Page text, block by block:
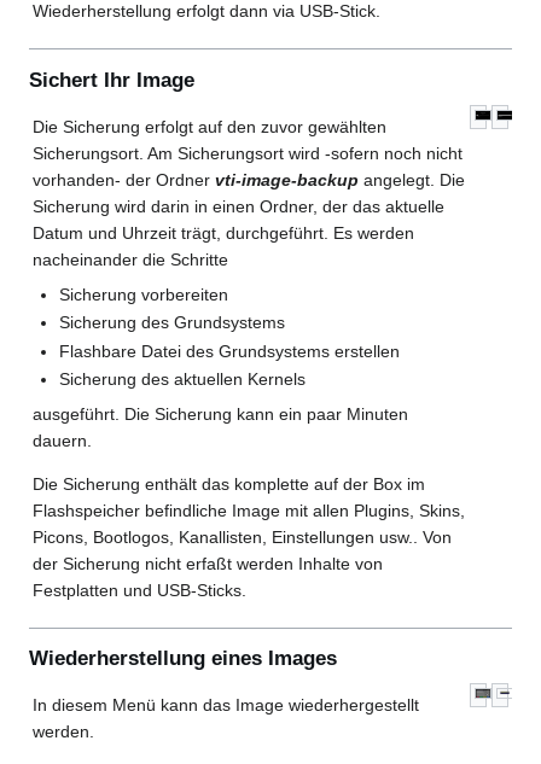
Wiederherstellung erfolgt dann via USB-Stick.
Sichert Ihr Image
Die Sicherung erfolgt auf den zuvor gewählten
Sicherungsort. Am Sicherungsort wird -sofern noch nicht
vorhanden- der Ordner vti-image-backup angelegt. Die
Sicherung wird darin in einen Ordner, der das aktuelle
Datum und Uhrzeit trägt, durchgeführt. Es werden
nacheinander die Schritte
Sicherung vorbereiten
Sicherung des Grundsystems
Flashbare Datei des Grundsystems erstellen
Sicherung des aktuellen Kernels
ausgeführt. Die Sicherung kann ein paar Minuten
dauern.
Die Sicherung enthält das komplette auf der Box im
Flashspeicher befindliche Image mit allen Plugins, Skins,
Picons, Bootlogos, Kanallisten, Einstellungen usw.. Von
der Sicherung nicht erfaßt werden Inhalte von
Festplatten und USB-Sticks.
Wiederherstellung eines Images
In diesem Menü kann das Image wiederhergestellt
werden.